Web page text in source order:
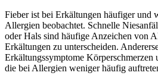
Fieber ist bei Erkältungen häufiger und
Allergien beobachtet. Schnelle
oder Hals sind häufige Anzeichen von
Erkältungen zu unterscheiden.
Erkältungssymptome Körperschmerzen
die bei Allergien weniger häufig